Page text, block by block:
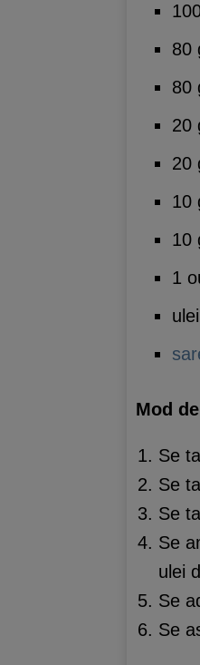
80
80
20
20
10
10
1
Mod
Se
Se
Se
Se
ulei
Se
Se